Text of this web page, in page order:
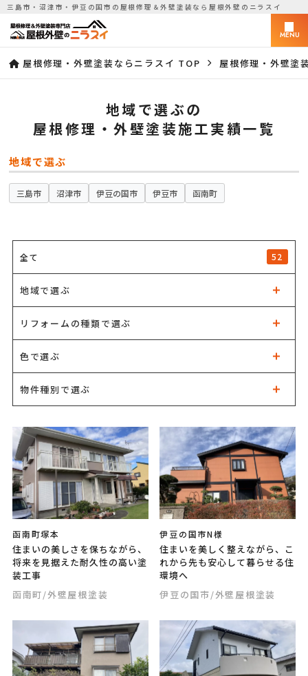
三島市・沼津市・伊豆の国市の屋根修理＆外壁塗装なら屋根外壁のニラスイ
MENU
屋根修理・外壁塗装ならニラスイ TOP 屋根修理・外壁塗
地域で選ぶの
屋根修理・外壁塗装施工実績一覧
地域で選ぶ
三島市 沼津市 伊豆の国市 伊豆市 函南町
全て 52
地域で選ぶ
リフォームの種類で選ぶ
色で選ぶ
物件種別で選ぶ
函南町塚本
住まいの美しさを保ちながら、
将来を見据えた耐久性の高い塗
装工事
函南町/外壁屋根塗装
伊豆の国市N様
住まいを美しく整えながら、こ
れから先も安心して暮らせる住
環境へ
伊豆の国市/外壁屋根塗装